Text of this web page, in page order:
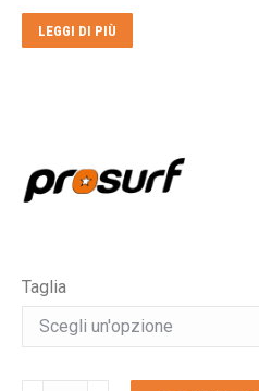
LEGGI DI PIÙ
Taglia